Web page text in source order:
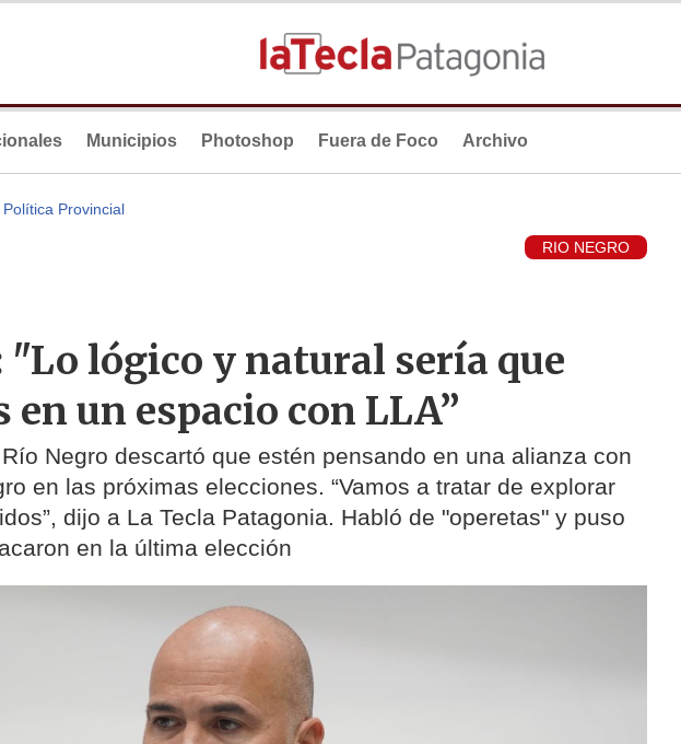
Municipios Photoshop Fuera de Foco Archivo
Política Provincial
RIO NEGRO
lógico y natural sería que
un espacio con LLA”
Negro descartó que estén pensando en una alianza con
en las próximas elecciones. “Vamos a tratar de explorar
dijo a La Tecla Patagonia. Habló de "operetas" y puso
en la última elección